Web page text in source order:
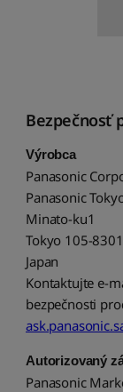
Bezpečnosť
Výrobca
Panasonic
Panasonic
Minato-ku1
Tokyo 105-8301
Japan
Kontaktujte e-
bezpečnosti
Autorizovaný
Panasonic